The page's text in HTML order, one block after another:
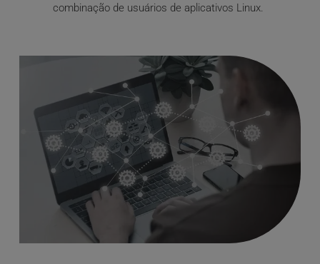
combinação de usuários de aplicativos Linux.